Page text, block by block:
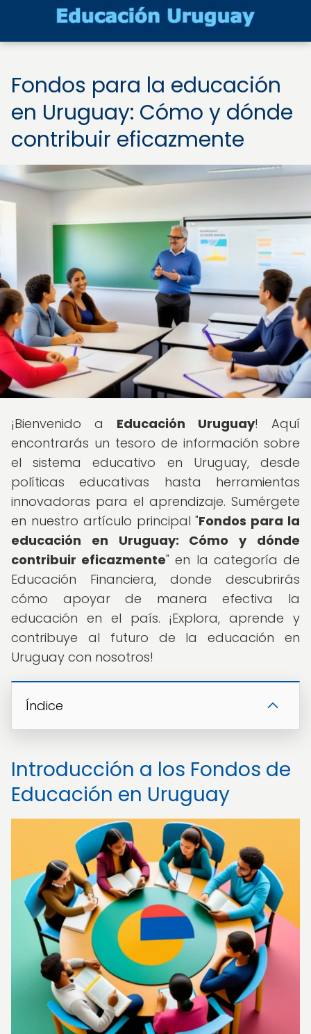
Fondos para la educación
en Uruguay: Cómo y dónde
contribuir eficazmente
¡Bienvenido a Educación Uruguay! Aquí
encontrarás un tesoro de información sobre
el sistema educativo en Uruguay, desde
políticas educativas hasta herramientas
innovadoras para el aprendizaje. Sumérgete
en nuestro artículo principal "Fondos para la
educación en Uruguay: Cómo y dónde
contribuir eficazmente" en la categoría de
Educación Financiera, donde descubrirás
cómo apoyar de manera efectiva la
educación en el país. ¡Explora, aprende y
contribuye al futuro de la educación en
Uruguay con nosotros!
Índice
Introducción a los Fondos de
Educación en Uruguay